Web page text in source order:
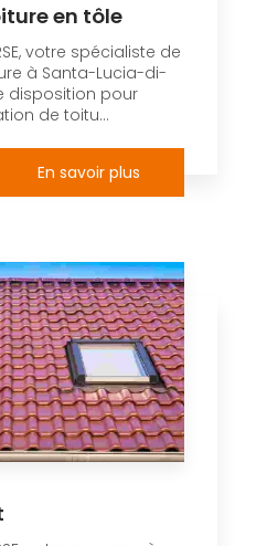
en tôle
votre spécialiste de
à Santa-Lucia-di-
disposition pour
de toitu...
En savoir plus